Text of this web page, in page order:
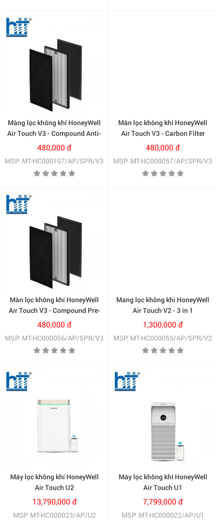
Màng lọc không khí HoneyWell
Air Touch V3 - Compound Anti-
Bacterial Filter + H13 HEPA
Filter (HC000107/AP/SPR/V3)
480,000 đ
MSP: MT-HC000107/AP/SPR/V3
Màn lọc không khí HoneyWell
Air Touch V3 - Carbon Filter
(HC000057/AP/SPR/V3)
480,000 đ
MSP: MT-HC000057/AP/SPR/V3
Màn lọc không khí HoneyWell
Air Touch V3 - Compound Pre-
Filter + HEPA
(HC000056/AP/SPR/V3)
480,000 đ
MSP: MT-HC000056/AP/SPR/V3
Mang lọc không khi HoneyWell
Air Touch V2 - 3 in 1
Compound Filter
(HC000055/AP/SPR/V2)
1,300,000 đ
MSP: MT-HC000055/AP/SPR/V2
Máy lọc không khí HoneyWell
Air Touch U2
(HC000023/AP/U2)
13,790,000 đ
MSP: MT-HC000023/AP/U2
Máy lọc không khí HoneyWell
Air Touch U1
(HC000022/AP/U1)
7,799,000 đ
MSP: MT-HC000022/AP/U1